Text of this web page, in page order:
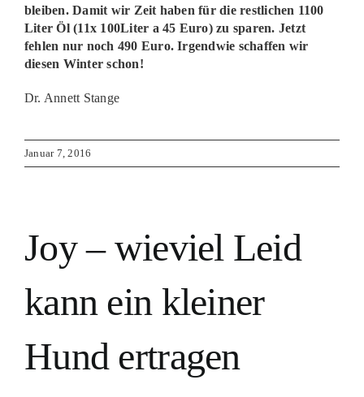
bleiben. Damit wir Zeit haben für die restlichen 1100
Liter Öl (11x 100Liter a 45 Euro) zu sparen. Jetzt
fehlen nur noch 490 Euro. Irgendwie schaffen wir
diesen Winter schon!
Dr. Annett Stange
Januar 7, 2016
Joy – wieviel Leid
kann ein kleiner
Hund ertragen